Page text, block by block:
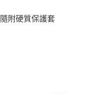
隨附硬質保護套